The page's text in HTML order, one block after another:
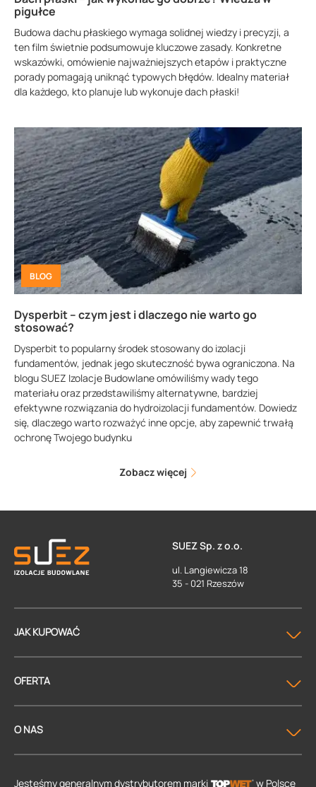
pigułce
Budowa dachu płaskiego wymaga solidnej wiedzy i precyzji, a
ten film świetnie podsumowuje kluczowe zasady. Konkretne
wskazówki, omówienie najważniejszych etapów i praktyczne
porady pomagają uniknąć typowych błędów. Idealny materiał
dla każdego, kto planuje lub wykonuje dach płaski!
BLOG
Dysperbit – czym jest i dlaczego nie warto go
stosować?
Dysperbit to popularny środek stosowany do izolacji
fundamentów, jednak jego skuteczność bywa ograniczona. Na
blogu SUEZ Izolacje Budowlane omówiliśmy wady tego
materiału oraz przedstawiliśmy alternatywne, bardziej
efektywne rozwiązania do hydroizolacji fundamentów. Dowiedz
się, dlaczego warto rozważyć inne opcje, aby zapewnić trwałą
ochronę Twojego budynku
Zobacz więcej
SUEZ Sp. z o.o.
ul. Langiewicza 18
35 - 021 Rzeszów
JAK KUPOWAĆ
OFERTA
O NAS
Jesteśmy generalnym dystrybutorem marki w Polsce